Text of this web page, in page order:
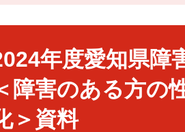
年度愛知県障
障害のある方の
＞資料